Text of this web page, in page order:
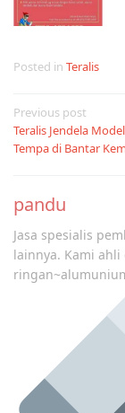
Posted in Teralis
Post
navigation
Previous post
Teralis Jendela
Tempa di Bantar
pandu
Jasa spesialis
lainnya. Kami